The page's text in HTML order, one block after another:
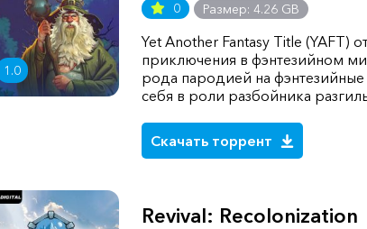
1.0
0 Размер: 4.26 GB
Yet Another Fantasy Title (YAFT)
приключения в фэнтезийном
рода пародией на
себя в роли разбойника
Скачать торрент
Revival: Recolonization